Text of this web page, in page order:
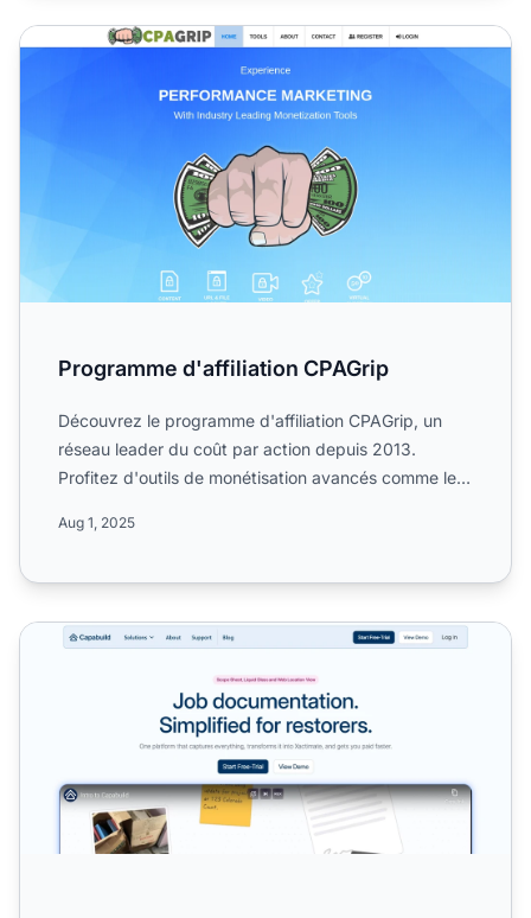
Programme d'affiliation CPAGrip
Programme d'affiliation CPAGrip
Découvrez le programme d'affiliation CPAGrip, un
réseau leader du coût par action depuis 2013.
Profitez d'outils de monétisation avancés comme les
Aug 1, 2025
Programme d'affiliation CPABuild